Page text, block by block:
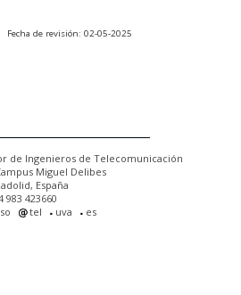
Fecha de revisión: 02-05-2025
de Ingenieros de Telecomunicación
Miguel Delibes
España
983 423660
tel uva es